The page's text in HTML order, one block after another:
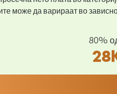
може да варираат во
80%